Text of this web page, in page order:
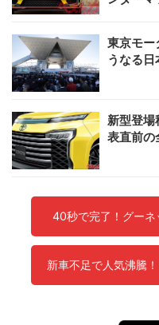
東京モー
うなる
新型登場
表直前の
40秒で完了！グー
新車不足で人気沸騰